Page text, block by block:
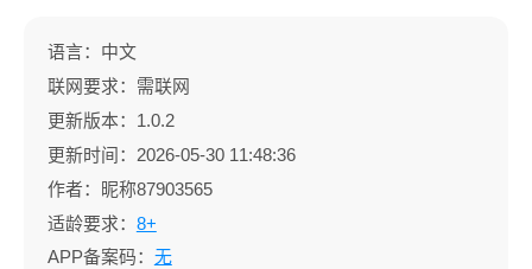
语言：中文
联网要求：需联网
更新版本：1.0.2
更新时间：2026-05-30 11:48:36
作者：昵称87903565
适龄要求： 8+
APP备案码： 无